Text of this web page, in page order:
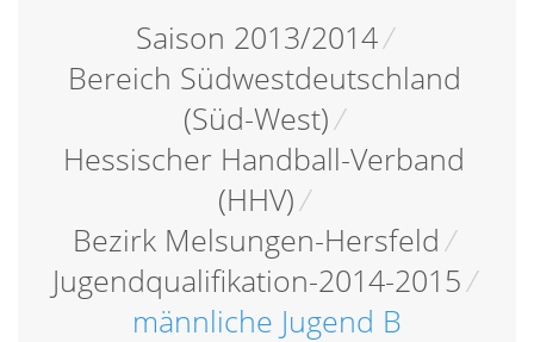
Saison 2013/2014/
Bereich Südwestdeutschland
(Süd-West)/
Hessischer Handball-Verband
(HHV)/
Bezirk Melsungen-Hersfeld /
Jugendqualifikation-2014-2015/
männliche Jugend B